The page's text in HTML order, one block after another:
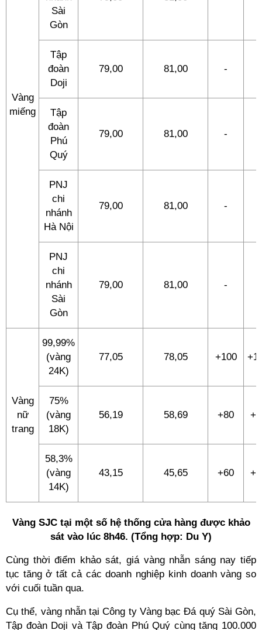
Vàng
miếng
Sài
Gòn
Tập
đoàn
Doji
79,00 81,00 -
Tập
đoàn
Phú
Quý
79,00 81,00 -
PNJ
chi
nhánh
Hà Nội
79,00 81,00 -
PNJ
chi
nhánh
Sài
Gòn
79,00 81,00 -
Vàng
nữ
trang
99,99%
(vàng
24K)
77,05 78,05 +100
75%
(vàng
18K)
56,19 58,69 +80
58,3%
(vàng
14K)
43,15 45,65 +60
Vàng SJC tại một số hệ thống cửa hàng được khảo
sát vào lúc 8h46. (Tổng hợp: Du Y)
Cùng thời điểm khảo sát, giá vàng nhẫn sáng nay tiếp
tục tăng ở tất cả các doanh nghiệp kinh doanh vàng so
với cuối tuần qua.
Cụ thể, vàng nhẫn tại Công ty Vàng bạc Đá quý Sài Gòn,
Tập đoàn Doji và Tập đoàn Phú Quý cùng tăng 100.000